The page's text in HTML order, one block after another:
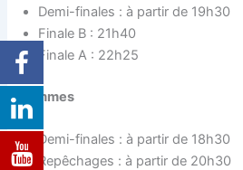
Demi-finales : à partir de 19h30
Finale B : 21h40
Finale A : 22h25
Femmes
Demi-finales : à partir de 18h30
Repêchages : à partir de 20h30